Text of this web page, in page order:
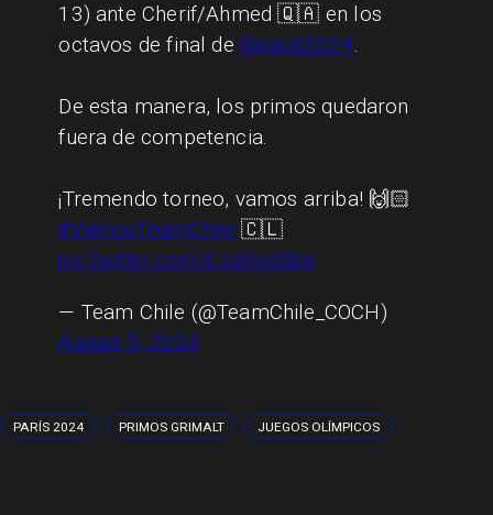
13) ante Cherif/Ahmed 🇶🇦 en los
octavos de final de @paris2024.
De esta manera, los primos quedaron
fuera de competencia.
¡Tremendo torneo, vamos arriba! 🙌🏻
#VamosTeamChile 🇨🇱
pic.twitter.com/EJsRvqSBxi
— Team Chile (@TeamChile_COCH)
August 5, 2024
PARÍS 2024 PRIMOS GRIMALT JUEGOS OLÍMPICOS